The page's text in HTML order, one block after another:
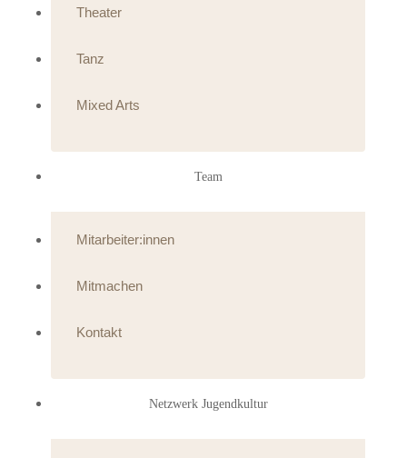
Theater
Tanz
Mixed Arts
Team
Mitarbeiter:innen
Mitmachen
Kontakt
Netzwerk Jugendkultur